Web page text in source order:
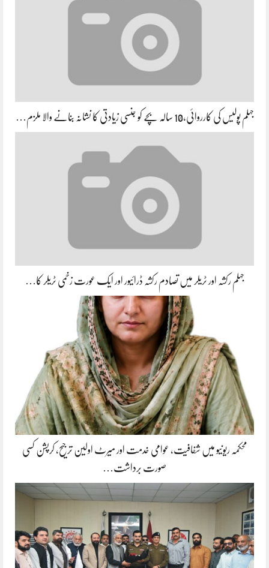
جہلم پولیس کی کارروائی،10 سالہ بچے کو جنسی زیادتی کا نشانہ بنانے والا ملزم…
جہلم رکشہ اور ٹریلر میں تصادم رکشہ ڈرائیور اور ایک عورت زخمی ٹریلر کا…
محکمہ ریونیو میں شفافیت، عوامی خدمت اور میرٹ اولین ترجیح، کرپشن کسی
صورت برداشت…